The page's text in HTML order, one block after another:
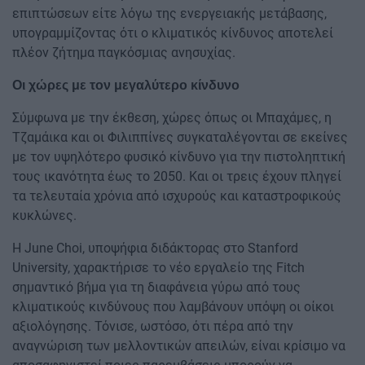
επιπτώσεων είτε λόγω της ενεργειακής μετάβασης,
υπογραμμίζοντας ότι ο κλιματικός κίνδυνος αποτελεί
πλέον ζήτημα παγκόσμιας ανησυχίας.
Οι χώρες με τον μεγαλύτερο κίνδυνο
Σύμφωνα με την έκθεση, χώρες όπως οι Μπαχάμες, η
Τζαμάικα και οι Φιλιππίνες συγκαταλέγονται σε εκείνες
με τον υψηλότερο φυσικό κίνδυνο για την πιστοληπτική
τους ικανότητα έως το 2050. Και οι τρεις έχουν πληγεί
τα τελευταία χρόνια από ισχυρούς και καταστροφικούς
κυκλώνες.
Η June Choi, υποψήφια διδάκτορας στο Stanford
University, χαρακτήρισε το νέο εργαλείο της Fitch
σημαντικό βήμα για τη διαφάνεια γύρω από τους
κλιματικούς κινδύνους που λαμβάνουν υπόψη οι οίκοι
αξιολόγησης. Τόνισε, ωστόσο, ότι πέρα από την
αναγνώριση των μελλοντικών απειλών, είναι κρίσιμο να